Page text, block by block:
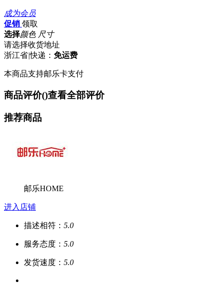
成为会员
促销 领取
选择颜色 尺寸
请选择收货地址
浙江省|快递： 免运费
本商品支持邮乐卡支付
商品评价()查看全部评价
推荐商品
邮乐HOME
进入店铺
描述相符： 5.0
服务态度： 5.0
发货速度： 5.0